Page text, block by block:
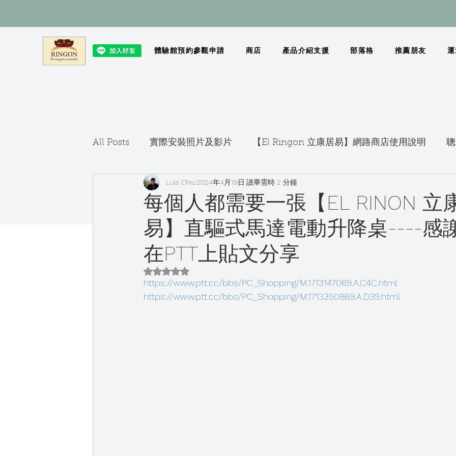
體驗館預約參觀申請 商店 產品介紹支援 部落格 推薦朋友
All Posts 實際安裝照片及影片 【El Ringon 立康居易】網路商店使用說明
每個人都需要一張【EL RINON 立
易】直驅式馬達電動升降桌----感
在PTT上貼文分享
Luis Chiu2024年4月19日 讀畢需時 2 分鐘
評等為 NaN（最高為 5 顆星）。
https://www.ptt.cc/bbs/PC_Shopping/M.1713147069.A.C4C.html
https://www.ptt.cc/bbs/PC_Shopping/M.1713350869.A.D39.html